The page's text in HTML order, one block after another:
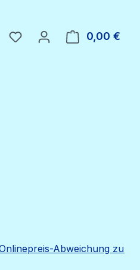
Du hast 0 Produkte auf
0,00 €
Abweichung zu